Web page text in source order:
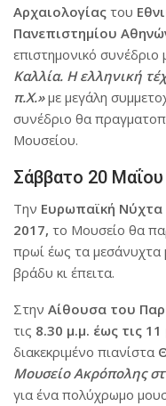
Αρχαιολογίας του
Πανεπιστημίου
επιστημονικό συνέδριο
Καλλία. Η ελληνική
π.Χ.» με μεγάλη
συνέδριο θα
Μουσείου.
Σάββατο 20
Την Ευρωπαϊκή
2017, το Μουσείο θα
πρωί έως τα μεσάνυχτα
βράδυ κι έπειτα.
Στην Αίθουσα του
τις 8.30 μ.μ. έως τις 11
διακεκριμένο πιανίστα
Μουσείο Ακρόπολης
για ένα πολύχρωμο